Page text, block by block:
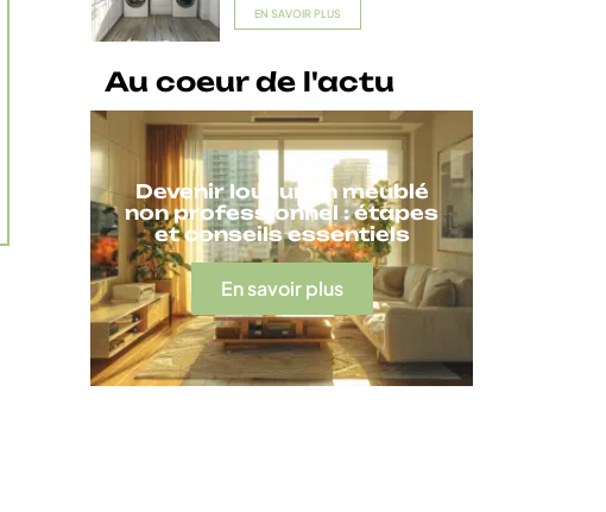
EN SAVOIR PLUS
Au coeur de l'actu
Devenir loueur en meublé
non professionnel : étapes
et conseils essentiels
En savoir plus